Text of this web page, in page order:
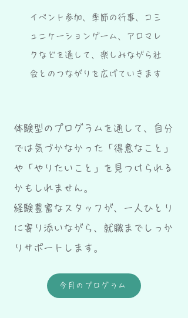
イベント参加、季節の行事、コミ
ュニケーションゲーム、アロマレ
クなどを通して、楽しみながら社
会とのつながりを広げていきます
体験型のプログラムを通して、自分
では気づかなかった「得意なこと」
や「やりたいこと」を 見つけられる
かもしれません。
経験豊富なスタッフが、一人ひとり
に寄り添いながら、就職までしっか
りサポートします。
今月のプログラム